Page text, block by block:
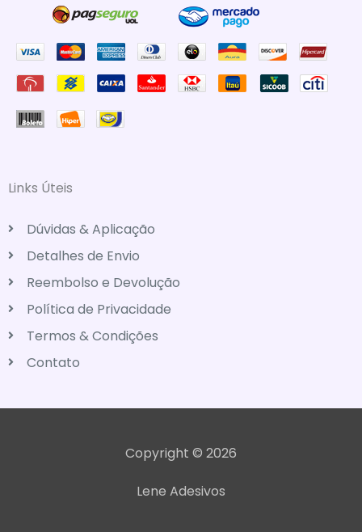
Links Úteis
Dúvidas & Aplicação
Detalhes de Envio
Reembolso e Devolução
Política de Privacidade
Termos & Condições
Contato
Copyright © 2026
Lene Adesivos